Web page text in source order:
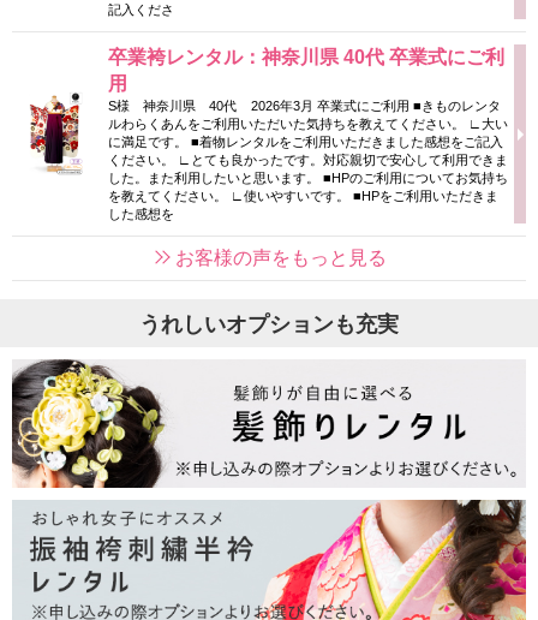
記入くださ
卒業袴レンタル：神奈川県 40代 卒業式にご利
用
S様 神奈川県 40代 2026年3月 卒業式にご利用 ■きものレンタ
ルわらくあんをご利用いただいた気持ちを教えてください。 ∟大い
に満足です。 ■着物レンタルをご利用いただきました感想をご記入
ください。 ∟とても良かったです。対応親切で安心して利用できま
した。また利用したいと思います。 ■HPのご利用についてお気持ち
を教えてください。 ∟使いやすいです。 ■HPをご利用いただきま
した感想を
お客様の声をもっと見る
うれしいオプションも充実